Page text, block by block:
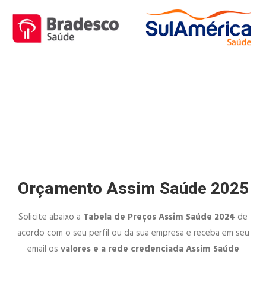
Orçamento Assim Saúde 2025
Solicite abaixo a Tabela de Preços Assim Saúde 2024 de
acordo com o seu perfil ou da sua empresa e receba em seu
email os valores e a rede credenciada Assim Saúde